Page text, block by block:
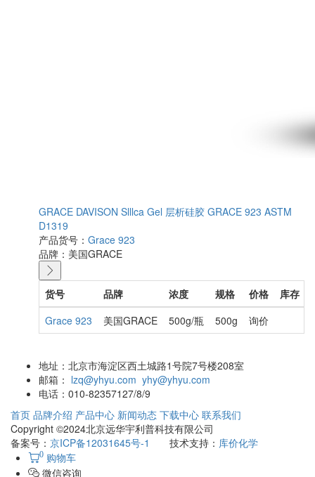
GRACE DAVISON Slllca Gel 层析硅胶 GRACE 923 ASTM
D1319
产品货号： Grace 923
品牌： 美国GRACE
货号 品牌 浓度 规格 价格
库存
Grace 923
美国GRACE 500g/瓶 500g 询价
地址： 北京市海淀区西土城路1号院7号楼208室
邮箱： lzq@yhyu.com yhy@yhyu.com
电话： 010-82357127/8/9
首页 品牌介绍 产品中心 新闻动态 下载中心 联系我们
Copyright ©2024北京远华宇利普科技有限公司
备案号： 京ICP备12031645号-1 技术支持： 库价化学
0 购物车
微信咨询